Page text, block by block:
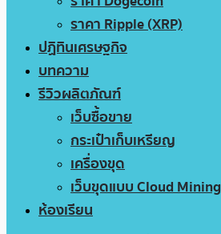
ราคา Ripple (XRP)
ปฏิทินเศรษฐกิจ
บทความ
รีวิวผลิตภัณฑ์
เว็บซื้อขาย
กระเป๋าเก็บเหรียญ
เครื่องขุด
เว็บขุดแบบ Cloud Mining
ห้องเรียน